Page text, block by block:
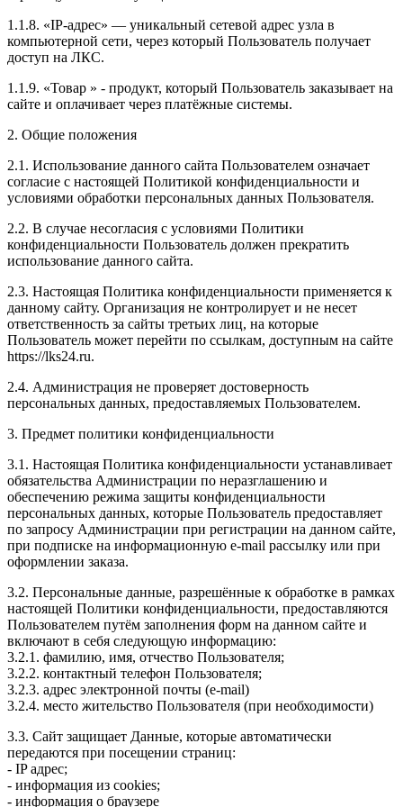
1.1.8. «IP-адрес» — уникальный сетевой адрес узла в
компьютерной сети, через который Пользователь получает
доступ на ЛКС.
1.1.9. «Товар » - продукт, который Пользователь заказывает на
сайте и оплачивает через платёжные системы.
2. Общие положения
2.1. Использование данного сайта Пользователем означает
согласие с настоящей Политикой конфиденциальности и
условиями обработки персональных данных Пользователя.
2.2. В случае несогласия с условиями Политики
конфиденциальности Пользователь должен прекратить
использование данного сайта.
2.3. Настоящая Политика конфиденциальности применяется к
данному сайту. Организация не контролирует и не несет
ответственность за сайты третьих лиц, на которые
Пользователь может перейти по ссылкам, доступным на сайте
https://lks24.ru.
2.4. Администрация не проверяет достоверность
персональных данных, предоставляемых Пользователем.
3. Предмет политики конфиденциальности
3.1. Настоящая Политика конфиденциальности устанавливает
обязательства Администрации по неразглашению и
обеспечению режима защиты конфиденциальности
персональных данных, которые Пользователь предоставляет
по запросу Администрации при регистрации на данном сайте,
при подписке на информационную e-mail рассылку или при
оформлении заказа.
3.2. Персональные данные, разрешённые к обработке в рамках
настоящей Политики конфиденциальности, предоставляются
Пользователем путём заполнения форм на данном сайте и
включают в себя следующую информацию:
3.2.1. фамилию, имя, отчество Пользователя;
3.2.2. контактный телефон Пользователя;
3.2.3. адрес электронной почты (e-mail)
3.2.4. место жительство Пользователя (при необходимости)
3.3. Сайт защищает Данные, которые автоматически
передаются при посещении страниц:
- IP адрес;
- информация из cookies;
- информация о браузере